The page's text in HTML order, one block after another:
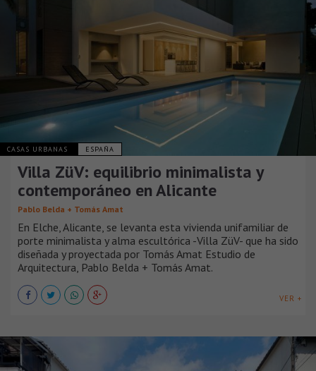
CASAS URBANAS ESPAÑA
Villa ZüV: equilibrio minimalista y
contemporáneo en Alicante
Pablo Belda + Tomás Amat
En Elche, Alicante, se levanta esta vivienda unifamiliar de
porte minimalista y alma escultórica -Villa ZüV- que ha sido
diseñada y proyectada por Tomás Amat Estudio de
Arquitectura, Pablo Belda + Tomás Amat.
VER +